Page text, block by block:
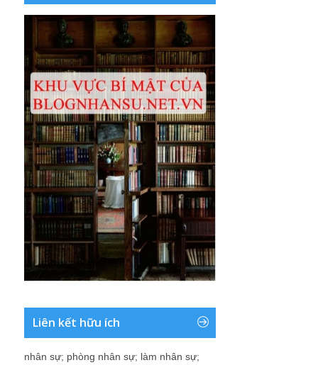
Liên kết hữu ích
nhân sự; phòng nhân sự; làm nhân sự;